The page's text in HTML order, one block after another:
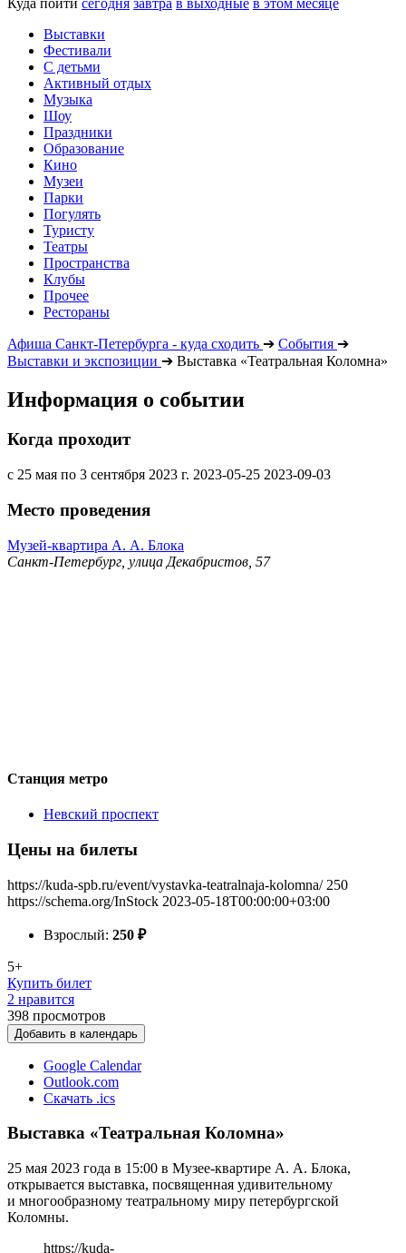
Выставки
Фестивали
С детьми
Активный отдых
Музыка
Шоу
Праздники
Образование
Кино
Музеи
Парки
Погулять
Туристу
Театры
Пространства
Клубы
Прочее
Рестораны
Афиша Санкт-Петербурга - куда сходить ➔ События ➔
Выставки и экспозиции ➔ Выставка «Театральная Коломна»
Информация о событии
Когда проходит
с 25 мая по 3 сентября 2023 г. 2023-05-25 2023-09-03
Место проведения
Музей-квартира А. А. Блока
Санкт-Петербург, улица Декабристов, 57
Станция метро
Невский проспект
Цены на билеты
https://kuda-spb.ru/event/vystavka-teatralnaja-kolomna/ 250
https://schema.org/InStock 2023-05-18T00:00:00+03:00
Взрослый: 250 ₽
5+
Купить билет
2 нравится
398 просмотров
Добавить в календарь
Google Calendar
Outlook.com
Скачать .ics
Выставка «Театральная Коломна»
25 мая 2023 года в 15:00 в Музее-квартире А. А. Блока,
открывается выставка, посвященная удивительному
и многообразному театральному миру петербургской
Коломны.
https://kuda-